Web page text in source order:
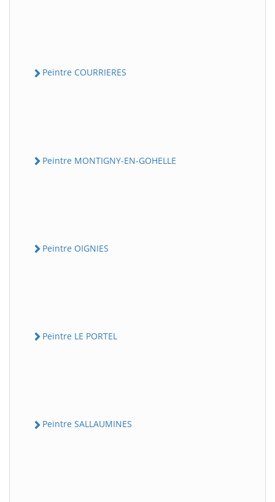
Peintre COURRIERES
Peintre MONTIGNY-EN-GOHELLE
Peintre OIGNIES
Peintre LE PORTEL
Peintre SALLAUMINES